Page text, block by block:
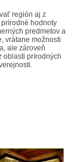
región aj z
hodnoty
predmetov a
vrátane možnosti
ale zároveň
oblasti prírodných